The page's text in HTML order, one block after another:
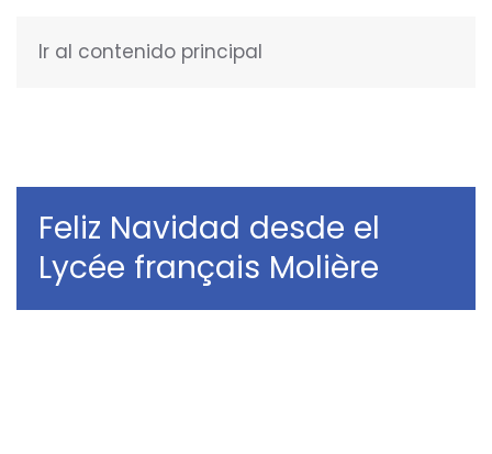
Ir al contenido principal
Feliz Navidad desde el
Lycée français Molière